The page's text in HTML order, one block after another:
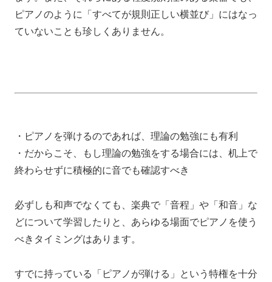
ピアノのように
「すべてが規則正しい横並び」 にはなっ
ていないことも珍しくありません。
・ピアノを弾けるのであれば、理論の勉強にも有利
・だからこそ、もし理論の勉強をする場合には、机上で
終わらせずに積極的に音でも確認すべき
必ずしも和声でなくても、 楽典で「音程」や「和音」な
どについて学習したりと、 あらゆる場面でピアノを使う
べきタイミングはあります。
すでに持っている
「ピアノが弾ける」という特権を十分